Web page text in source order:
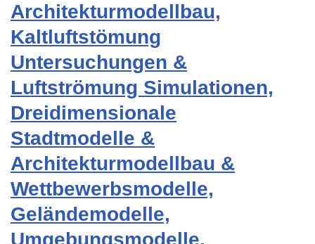
Architekturmodellbau,
Kaltluftstömung
Untersuchungen &
Luftströmung Simulationen,
Dreidimensionale
Stadtmodelle &
Architekturmodellbau &
Wettbewerbsmodelle,
Geländemodelle,
Umgebungsmodelle,